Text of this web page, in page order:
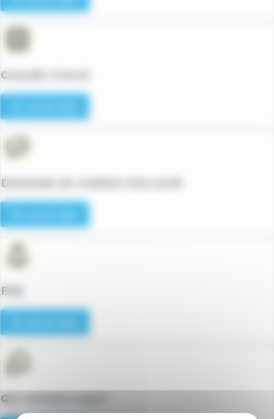
Conseils à bord
Demande de création d’un arrêt
FAQ
Qui sommes-nous?